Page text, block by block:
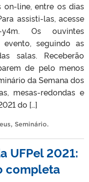
on-line, entre os dias
assisti-las, acesse
y4m. Os ouvintes
seguindo as
salas. Receberão
de pelo menos
da Semana dos
mesas-redondas e
do […]
, Seminário.
UFPel 2021:
completa